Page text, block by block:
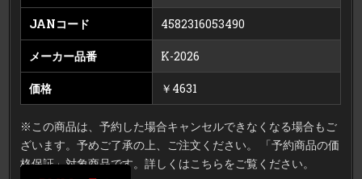
JANコード 4582316053490
メーカー品番 K-2026
価格 ￥4631
※この商品は、予約した場合キャンセルできなくなる場合もご
ざいます。予めご了承の上、ご注文ください。 「予約商品の価
格保証」対象商品です。詳しくはこちらをご覧ください。